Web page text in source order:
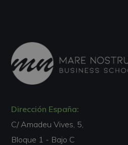
Dirección España:
C/ Amadeu Vives, 5,
Bloque 1 - Bajo C